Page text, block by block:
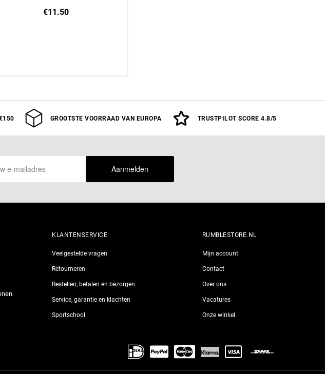
€11.50
Aan winkelwagen toevoegen
GROOTSTE VOORRAAD VAN EUROPA TRUSTPILOT SCORE 4.8/5
Aanmelden
KLANTENSERVICE
Veelgestelde vragen
Retourneren
Bestellen, betalen en bezorgen
Service, garantie en klachten
Sportschool
RUMBLESTORE.NL
Mijn account
Contact
Over ons
Vacatures
Onze winkel